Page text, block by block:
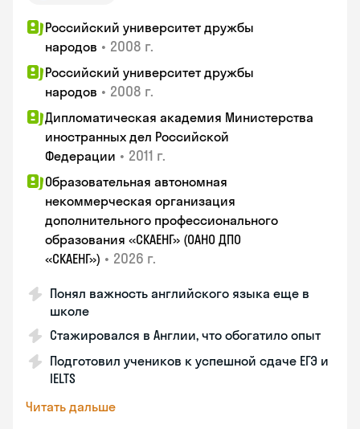
Российский университет дружбы
народов • 2008 г.
Российский университет дружбы
народов • 2008 г.
Дипломатическая академия Министерства
иностранных дел Российской
Федерации • 2011 г.
Образовательная автономная
некоммерческая организация
дополнительного профессионального
образования «СКАЕНГ» (ОАНО ДПО
«СКАЕНГ») • 2026 г.
Понял важность английского языка еще в
школе
Стажировался в Англии, что обогатило опыт
Подготовил учеников к успешной сдаче ЕГЭ и
IELTS
Читать дальше